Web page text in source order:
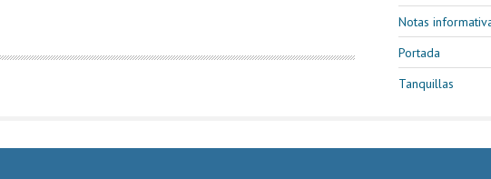
Notas
Portada
Tanquillas